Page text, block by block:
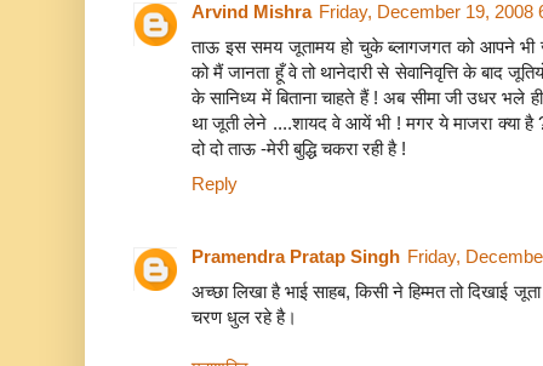
Arvind Mishra Friday, December 19, 2008
ताऊ इस समय जूतामय हो चुके ब्लागजगत को आपने भी
को मैं जानता हूँ वे तो थानेदारी से सेवानिवृत्ति के बाद
के सानिध्य में बिताना चाहते हैं ! अब सीमा जी उधर भले
था जूती लेने ....शायद वे आयें भी ! मगर ये माजरा क्या है
दो दो ताऊ -मेरी बुद्धि चकरा रही है !
Reply
Pramendra Pratap Singh Friday,
अच्‍छा लिखा है भाई साहब, किसी ने हिम्‍मत तो दिखाई
चरण धुल रहे है।